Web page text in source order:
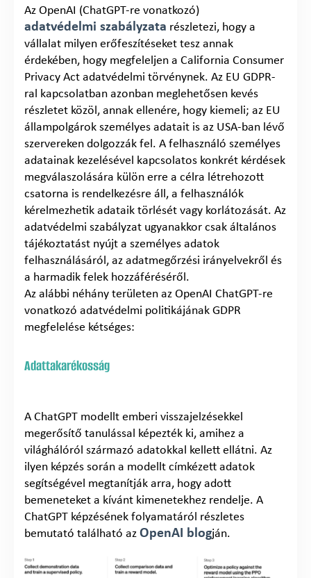
Az OpenAI (ChatGPT-re vonatkozó)
adatvédelmi szabályzata részletezi, hogy a
vállalat milyen erőfeszítéseket tesz annak
érdekében, hogy megfeleljen a California Consumer
Privacy Act adatvédelmi törvénynek. Az EU GDPR-
ral kapcsolatban azonban meglehetősen kevés
részletet közöl, annak ellenére, hogy kiemeli; az EU
állampolgárok személyes adatait is az USA-ban lévő
szervereken dolgozzák fel. A felhasználó személyes
adatainak kezelésével kapcsolatos konkrét kérdések
megválaszolására külön erre a célra létrehozott
csatorna is rendelkezésre áll, a felhasználók
kérelmezhetik adataik törlését vagy korlátozását. Az
adatvédelmi szabályzat ugyanakkor csak általános
tájékoztatást nyújt a személyes adatok
felhasználásáról, az adatmegőrzési irányelvekről és
a harmadik felek hozzáféréséről.
Az alábbi néhány területen az OpenAI ChatGPT-re
vonatkozó adatvédelmi politikájának GDPR
megfelelése kétséges:
Adattakarékosság
A ChatGPT modellt emberi visszajelzésekkel
megerősítő tanulással képezték ki, amihez a
világhálóról származó adatokkal kellett ellátni. Az
ilyen képzés során a modellt címkézett adatok
segítségével megtanítják arra, hogy adott
bemeneteket a kívánt kimenetekhez rendelje. A
ChatGPT képzésének folyamatáról részletes
bemutató található az OpenAI blogján.